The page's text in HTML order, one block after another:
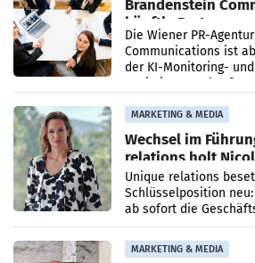
Brandenstein
künftig Partner
Die Wiener PR-
Communications ist
der KI-Monitoring- und
MARKETING & MEDIA
Wechsel im
relations holt
Geschäftsleitung
Unique relations
Schlüsselposition
ab sofort die
PR-Agentur an der
Anna Kalina-Mahr.
MARKETING & MEDIA